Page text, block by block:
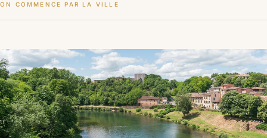
ON COMMENCE PAR LA VILLE